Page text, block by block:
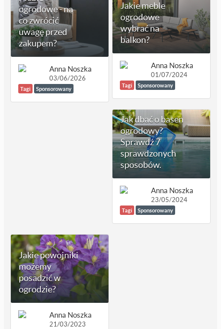
ogrodowe - na
co zwrócić
uwagę przed
zakupem?
Anna Noszka
03/06/2026
Tagi Sponsorowany
Jakie meble
ogrodowe
wybrać na
balkon?
Anna Noszka
01/07/2024
Tagi Sponsorowany
Jak dbać o basen
ogrodowy?
Sprawdź 7
sprawdzonych
sposobów.
Anna Noszka
23/05/2024
Tagi Sponsorowany
Jakie powojniki
możemy
posadzić w
ogrodzie?
Anna Noszka
21/03/2023